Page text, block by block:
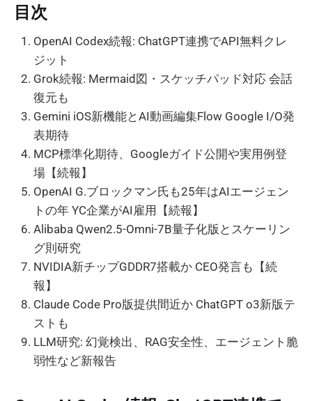
目次
OpenAI Codex続報: ChatGPT連携でAPI無料クレ
ジット
Grok続報: Mermaid図・スケッチパッド対応 会話
復元も
Gemini iOS新機能とAI動画編集Flow Google I/O発
表期待
MCP標準化期待、Googleガイド公開や実用例登
場【続報】
OpenAI G.ブロックマン氏も25年はAIエージェン
トの年 YC企業がAI雇用【続報】
Alibaba Qwen2.5-Omni-7B量子化版とスケーリン
グ則研究
NVIDIA新チップGDDR7搭載か CEO発言も【続
報】
Claude Code Pro版提供間近か ChatGPT o3新版テ
ストも
LLM研究: 幻覚検出、RAG安全性、エージェント脆
弱性など新報告